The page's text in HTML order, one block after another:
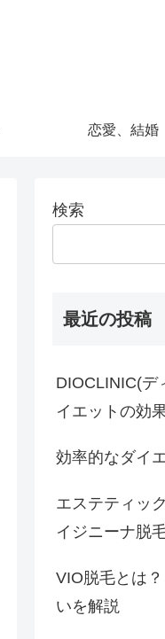
恋愛、結婚
検索
最近の投稿
DIOCLINIC(デ
イエットの効
効率的なダイ
エステティッ
イジニーナ脱
VIO脱毛とは
いを解説